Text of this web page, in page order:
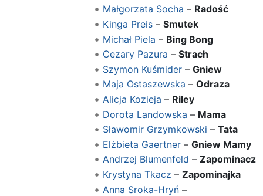
Małgorzata Socha – Radość
Kinga Preis– Smutek
Michał Piela – Bing Bong
Cezary Pazura – Strach
Szymon Kuśmider– Gniew
Maja Ostaszewska – Odraza
Alicja Kozieja – Riley
Dorota Landowska – Mama
Sławomir Grzymkowski – Tata
Elżbieta Gaertner– Gniew Mamy
Andrzej Blumenfeld – Zapominacz
Krystyna Tkacz – Zapominajka
Anna Sroka-Hryń–